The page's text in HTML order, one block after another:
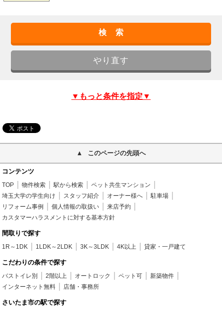
▼もっと条件を指定▼
このページの先頭へ
コンテンツ
TOP 物件検索 駅から検索
ペット共生マンション
埼玉大学の学生向け
スタッフ紹介 オーナー様へ
駐車場
リフォーム事例
個人情報の取扱い
来店予約
カスタマーハラスメントに対する基本方針
間取りで探す
1R～1DK 1LDK～2LDK 3K～3LDK 4K以上 貸家・一戸建て
こだわりの条件で探す
バストイレ別 2階以上 オートロック ペット可
新築物件
インターネット無料
店舗・事務所
さいたま市の駅で探す